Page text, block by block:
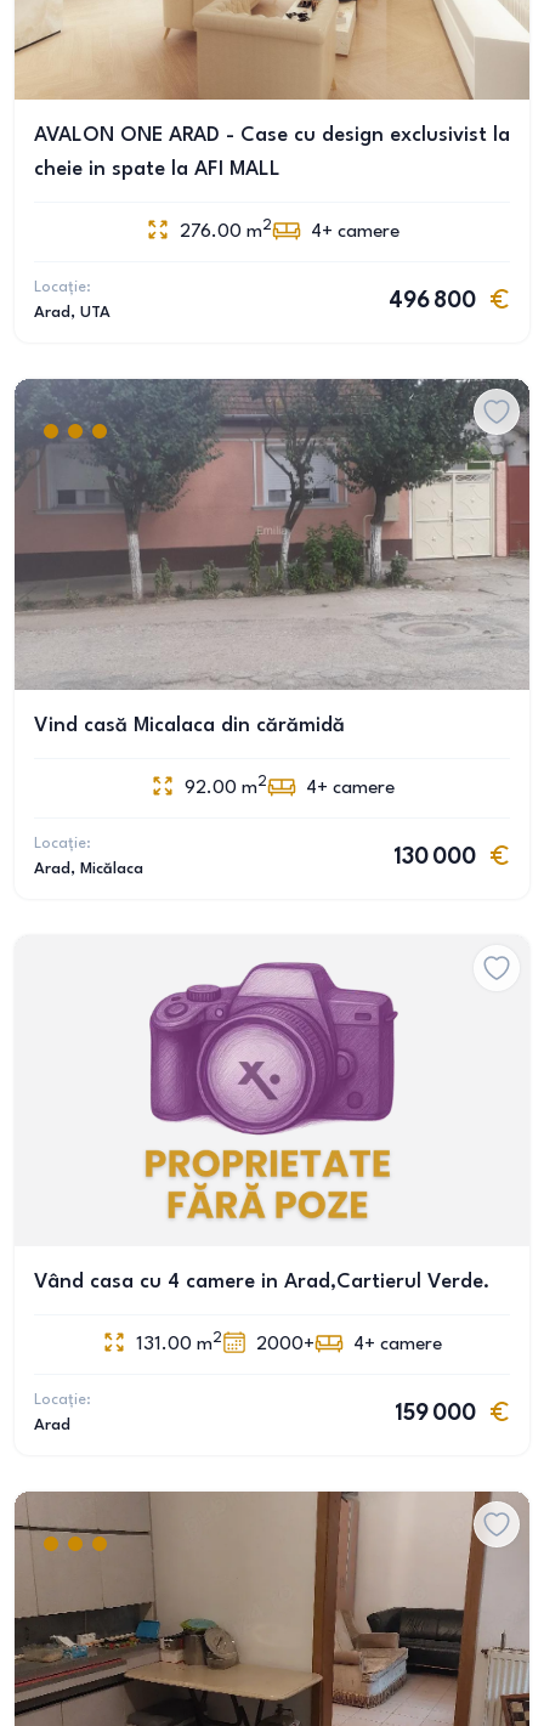
AVALON ONE ARAD - Case cu design exclusivist la
cheie in spate la AFI MALL
276.00 m2 4+ camere
Locație:
Arad , UTA
496 800
Vind casă Micalaca din cărămidă
92.00 m2 4+ camere
Locație:
Arad , Micălaca
130 000
Vând casa cu 4 camere in Arad,Cartierul Verde.
131.00 m2 2000+ 4+ camere
Locație:
Arad
159 000